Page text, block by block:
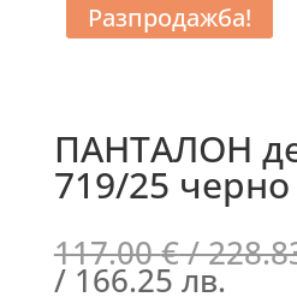
Разпродажба!
ПАНТАЛОН
719/25 черно
117.00€/
/ 166.25 лв.